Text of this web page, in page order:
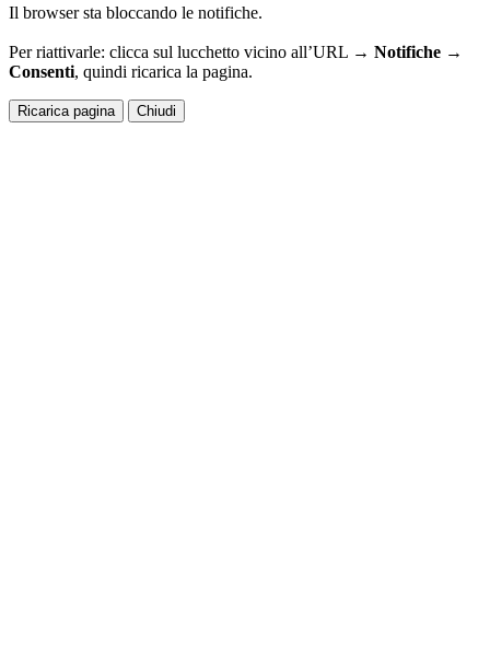
Il browser sta bloccando le notifiche.
Per riattivarle: clicca sul lucchetto vicino all’URL → Notifiche →
Consenti, quindi ricarica la pagina.
Ricarica pagina Chiudi